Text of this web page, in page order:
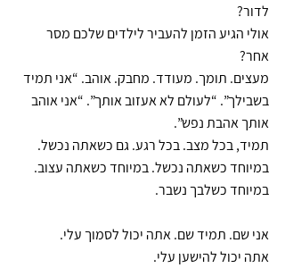
לדור?
אולי הגיע הזמן להעביר לילדים שלכם מסר
אחר?
מעצים. תומך. מעודד. מחבק. אוהב. “אני תמיד
בשבילך”. “לעולם לא אעזוב אותך”. “אני אוהב
אותך אהבת נפש”.
תמיד, בכל מצב. בכל רגע. גם כשאתה נכשל.
במיוחד כשאתה נכשל. במיוחד כשאתה עצוב.
במיוחד כשלבך נשבר.
אני שם. תמיד שם. אתה יכול לסמוך עלי.
אתה יכול להישען עלי.